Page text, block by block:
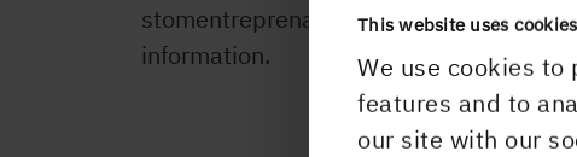
This website uses cookies
We use cookies
features and to
our site with our
stomentreprenaden.Kontakta ossför
information.